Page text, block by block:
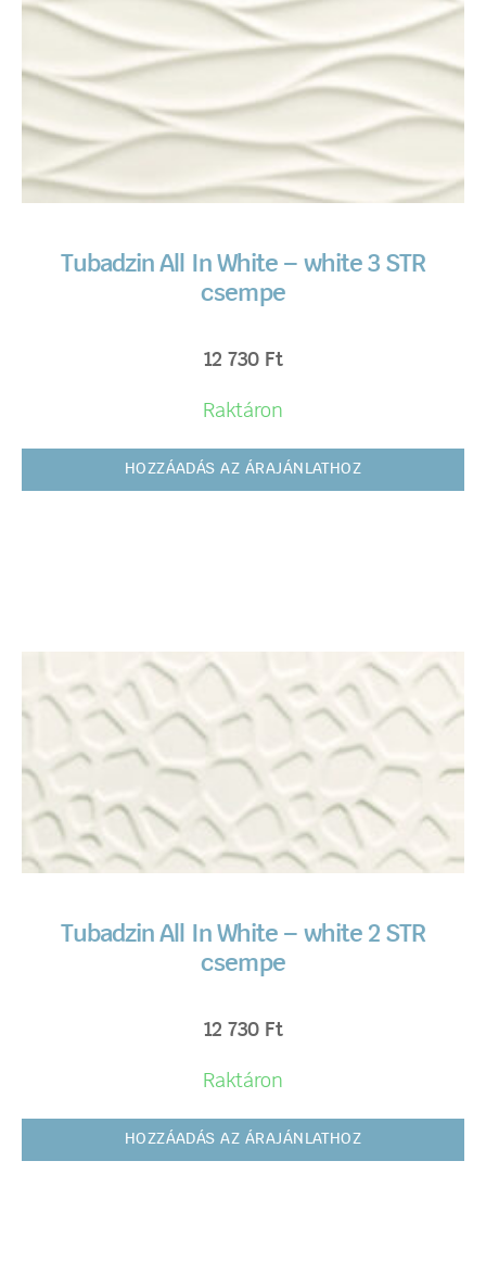
Tubadzin All In White – white 3 STR
csempe
12 730 Ft
Raktáron
HOZZÁADÁS AZ ÁRAJÁNLATHOZ
Tubadzin All In White – white 2 STR
csempe
12 730 Ft
Raktáron
HOZZÁADÁS AZ ÁRAJÁNLATHOZ